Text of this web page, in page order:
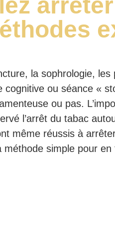
la sophrologie,
cognitive ou séance «
ou pas.
l’arrêt du tabac
même réussis à
méthode simple pour